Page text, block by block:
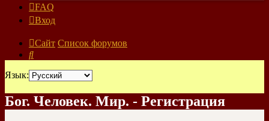
FAQ
Вход
Сайт Список форумов
Поиск
Язык:
Бог. Человек. Мир. - Регистрация